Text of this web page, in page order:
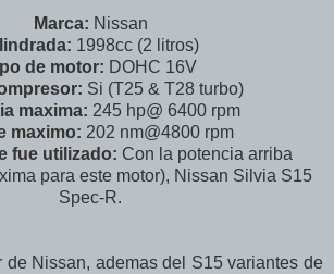
Marca: Nissan
1998cc (2 litros)
de motor: DOHC 16V
Si (T25 & T28 turbo)
maxima: 245 hp@ 6400 rpm
maximo: 202 nm@4800 rpm
fue utilizado: Con la potencia arriba
para este motor), Nissan Silvia S15
Spec-R.
de Nissan, ademas del S15 variantes de